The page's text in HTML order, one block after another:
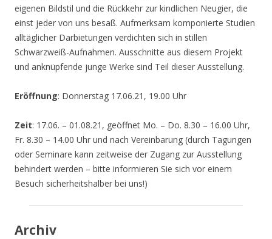
eigenen Bildstil und die Rückkehr zur kindlichen Neugier, die
einst jeder von uns besaß. Aufmerksam komponierte Studien
alltäglicher Darbietungen verdichten sich in stillen
Schwarzweiß-Aufnahmen. Ausschnitte aus diesem Projekt
und anknüpfende junge Werke sind Teil dieser Ausstellung.
Eröffnung: Donnerstag 17.06.21, 19.00 Uhr
Zeit: 17.06. – 01.08.21, geöffnet Mo. – Do. 8.30 – 16.00 Uhr,
Fr. 8.30 – 14.00 Uhr und nach Vereinbarung (durch Tagungen
oder Seminare kann zeitweise der Zugang zur Ausstellung
behindert werden – bitte informieren Sie sich vor einem
Besuch sicherheitshalber bei uns!)
Archiv